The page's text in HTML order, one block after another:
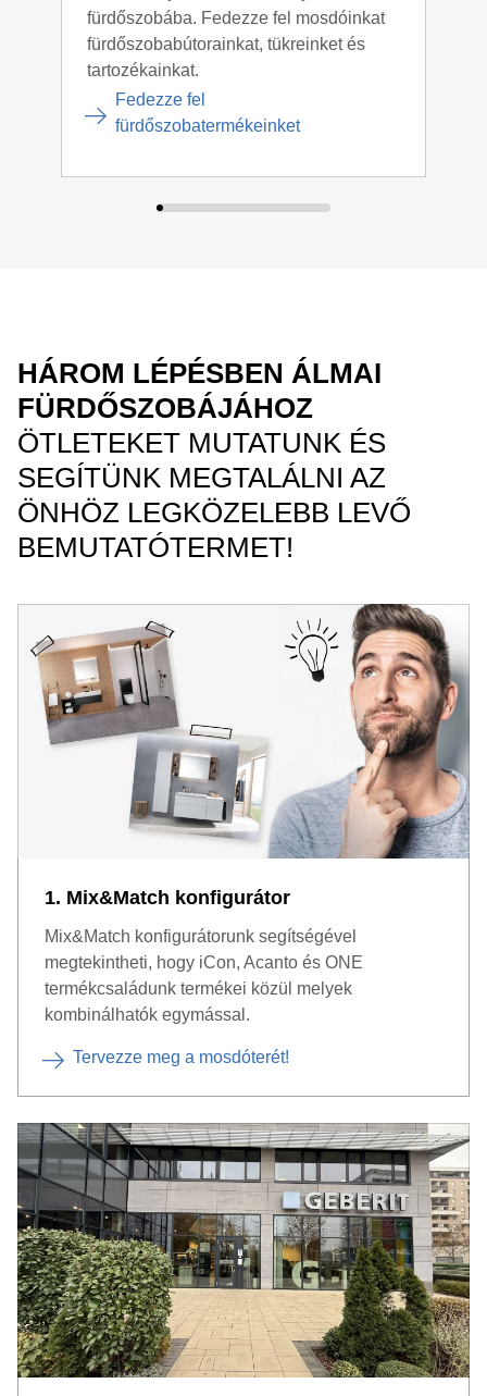
hogy hogyan kell helyesen megtervezni a
fürdőszobába. Fedezze fel mosdóinkat
fürdőszobabútorainkat, tükreinket és
tartozékainkat.
Fedezze fel
fürdőszobatermékeinket
HÁROM LÉPÉSBEN ÁLMAI
FÜRDŐSZOBÁJÁHOZ
ÖTLETEKET MUTATUNK ÉS
SEGÍTÜNK MEGTALÁLNI AZ
ÖNHÖZ LEGKÖZELEBB LEVŐ
BEMUTATÓTERMET!
1. Mix&Match konfigurátor
Mix&Match konfigurátorunk segítségével
megtekintheti, hogy iCon, Acanto és ONE
termékcsaládunk termékei közül melyek
kombinálhatók egymással.
Tervezze meg a mosdóterét!